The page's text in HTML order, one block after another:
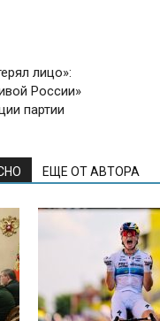
лицо»:
России»
партии
ЕЩЕ ОТ АВТОРА